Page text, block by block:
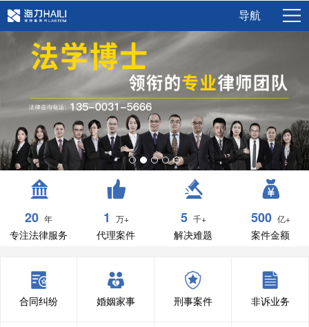
导航
20 年
专注法律服务
1 万+
代理案件
5 千+
解决难题
500 亿+
案件金额
合同纠纷 婚姻家事 刑事案件 非诉业务